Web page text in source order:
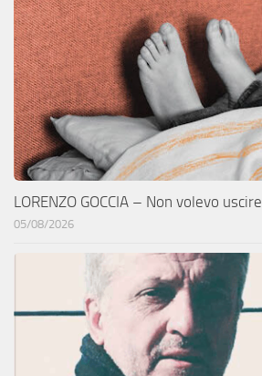
LORENZO GOCCIA – Non volevo uscire
05/08/2026